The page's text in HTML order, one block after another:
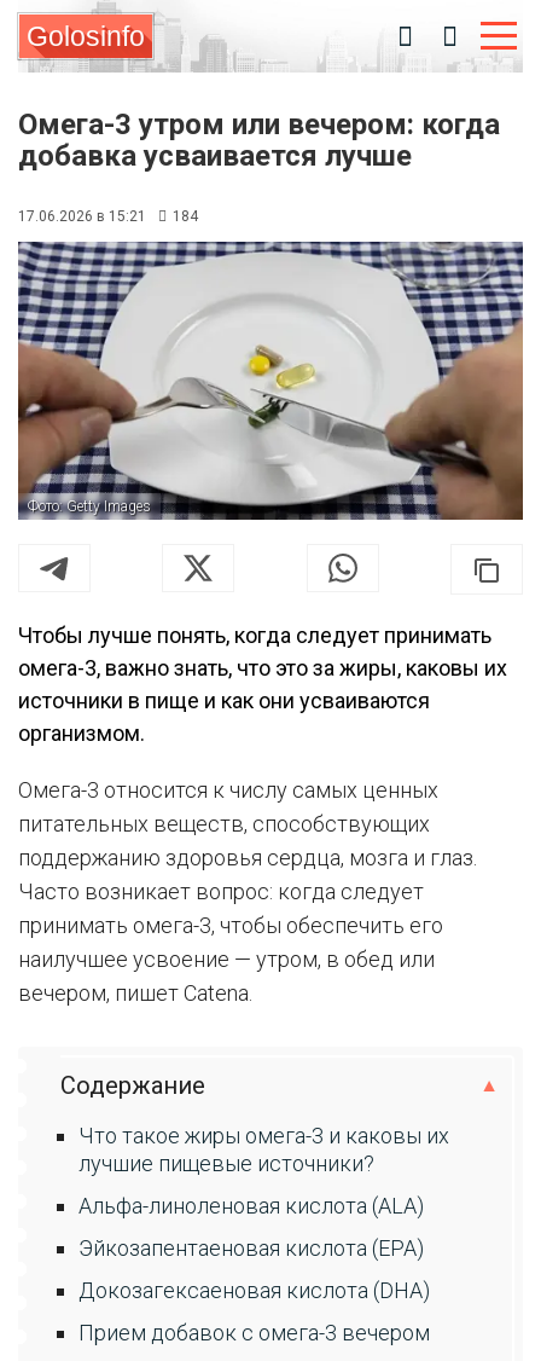
Golosinfo
Омега-3 утром или вечером: когда
добавка усваивается лучше
17.06.2026 в 15:21 184
Фото: Getty Images
Чтобы лучше понять, когда следует принимать
омега-3, важно знать, что это за жиры, каковы их
источники в пище и как они усваиваются
организмом.
Омега-3 относится к числу самых ценных
питательных веществ, способствующих
поддержанию здоровья сердца, мозга и глаз.
Часто возникает вопрос: когда следует
принимать омега-3, чтобы обеспечить его
наилучшее усвоение — утром, в обед или
вечером, пишет Catena.
Содержание
Что такое жиры омега-3 и каковы их
лучшие пищевые источники?
Альфа-линоленовая кислота (ALA)
Эйкозапентаеновая кислота (EPA)
Докозагексаеновая кислота (DHA)
Прием добавок с омега-3 вечером